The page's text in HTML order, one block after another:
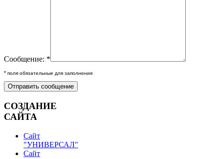
Сообщение: *
* поля обязательные для заполнения
СОЗДАНИЕ
САЙТА
Сайт
"УНИВЕРСАЛ"
Сайт